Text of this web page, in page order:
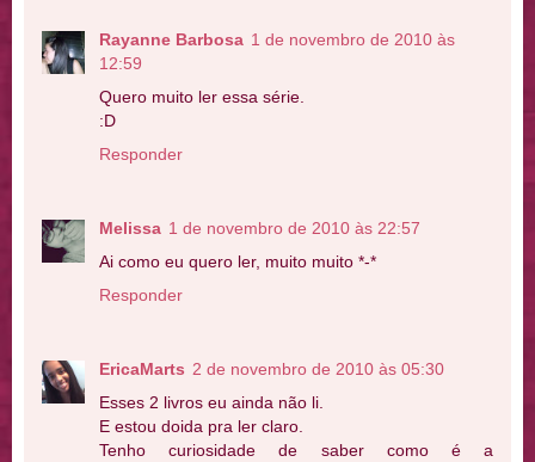
Rayanne Barbosa 1 de novembro de 2010 às
12:59
Quero muito ler essa série.
:D
Responder
Melissa 1 de novembro de 2010 às 22:57
Ai como eu quero ler, muito muito *-*
Responder
EricaMarts 2 de novembro de 2010 às 05:30
Esses 2 livros eu ainda não li.
E estou doida pra ler claro.
Tenho curiosidade de saber como é a